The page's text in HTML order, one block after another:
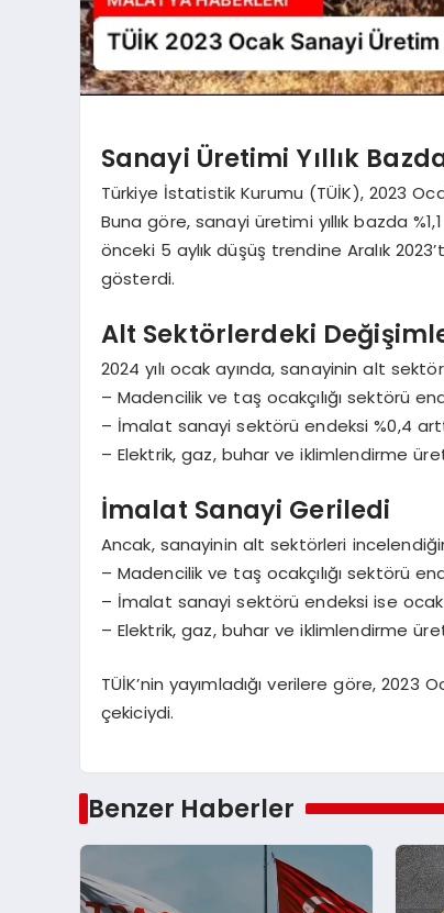
Sanayi Üretimi Yıllık
Türkiye İstatistik Kurumu (TÜİK), 2023
Buna göre, sanayi üretimi yıllık bazda
önceki 5 aylık düşüş trendine Aralık
gösterdi.
Alt Sektörlerdeki
2024 yılı ocak ayında, sanayinin alt
– Madencilik ve taş ocakçılığı sektörü
– İmalat sanayi sektörü endeksi %0,4
– Elektrik, gaz, buhar ve iklimlendirme
İmalat Sanayi Geriledi
Ancak, sanayinin alt sektörleri
– Madencilik ve taş ocakçılığı sektörü
– İmalat sanayi sektörü endeksi ise
– Elektrik, gaz, buhar ve iklimlendirme
TÜİK’nin yayımladığı verilere göre,
çekiciydi.
Benzer Haberler